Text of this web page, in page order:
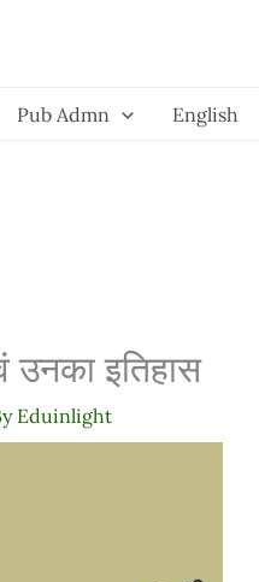
Pub Admn English
उनका इतिहास
Eduinlight